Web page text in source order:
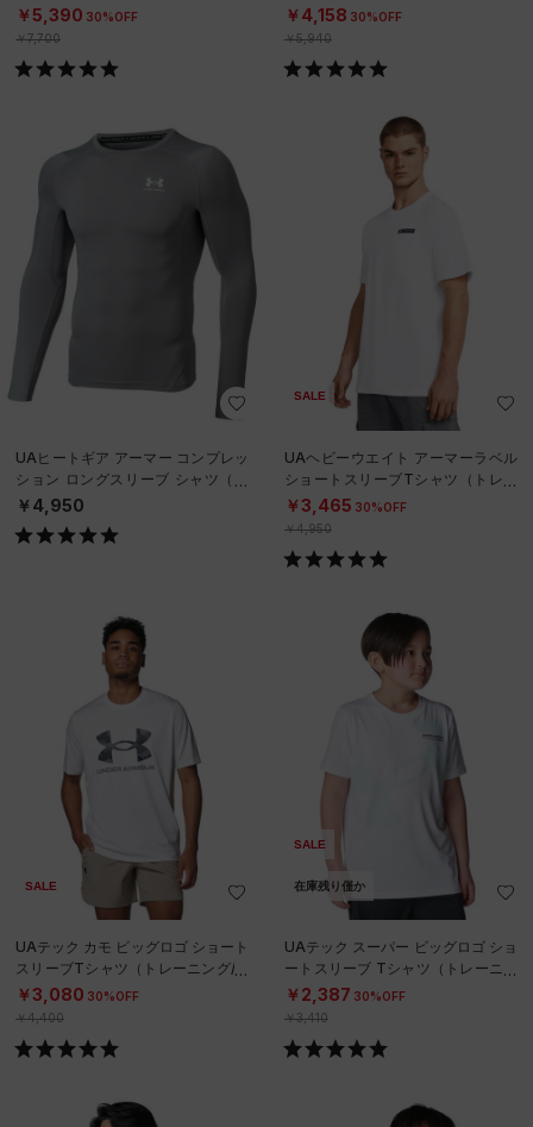
ツ（ゴルフ/WOMEN）
￥5,390 30%OFF
￥7,700
MEN）
￥4,158 30%OFF
￥5,940
UAヒートギア アーマー コンプレッ
ション ロングスリーブ シャツ（ト
レーニング/MEN）
￥4,950
SALE
UAヘビーウエイト アーマーラベル
ショートスリーブTシャツ（トレー
ニング/MEN）
￥3,465 30%OFF
￥4,950
SALE
UAテック カモ ビッグロゴ ショート
スリーブTシャツ（トレーニング/M
EN）
￥3,080 30%OFF
￥4,400
SALE
在庫残り僅か
UAテック スーパー ビッグロゴ ショ
ートスリーブ Tシャツ（トレーニン
グ/BOYS）
￥2,387 30%OFF
￥3,410